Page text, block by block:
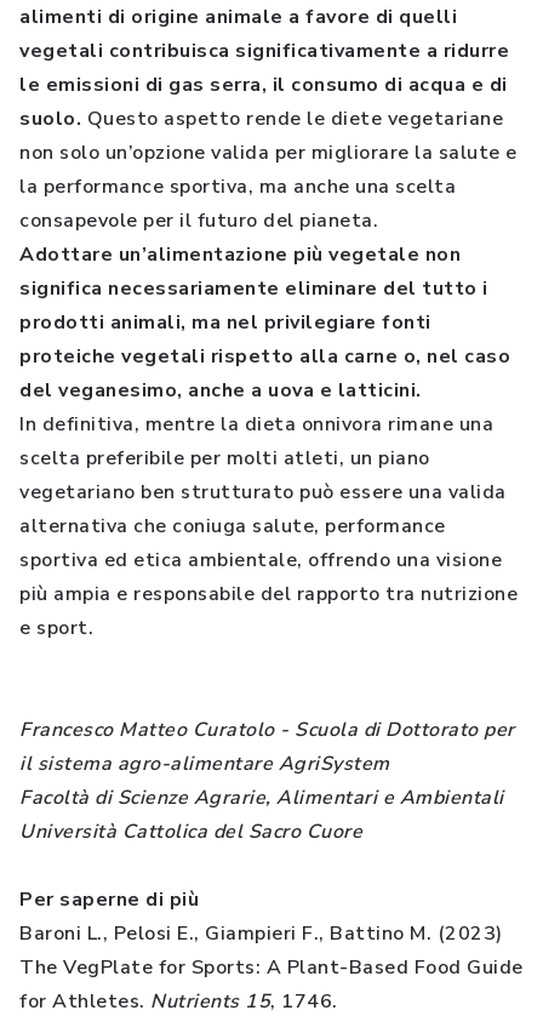
alimenti di origine animale a favore di quelli
vegetali contribuisca significativamente a ridurre
le emissioni di gas serra, il consumo di acqua e di
suolo. Questo aspetto rende le diete vegetariane
non solo un’opzione valida per migliorare la salute e
la performance sportiva, ma anche una scelta
consapevole per il futuro del pianeta.
Adottare un’alimentazione più vegetale non
significa necessariamente eliminare del tutto i
prodotti animali, ma nel privilegiare fonti
proteiche vegetali rispetto alla carne o, nel caso
del veganesimo, anche a uova e latticini.
In definitiva, mentre la dieta onnivora rimane una
scelta preferibile per molti atleti, un piano
vegetariano ben strutturato può essere una valida
alternativa che coniuga salute, performance
sportiva ed etica ambientale, offrendo una visione
più ampia e responsabile del rapporto tra nutrizione
e sport.
Francesco Matteo Curatolo - Scuola di Dottorato per
il sistema agro-alimentare AgriSystem
Facoltà di Scienze Agrarie, Alimentari e Ambientali
Università Cattolica del Sacro Cuore
Per saperne di più
Baroni L., Pelosi E., Giampieri F., Battino M. (2023)
The VegPlate for Sports: A Plant-Based Food Guide
for Athletes. Nutrients 15, 1746.